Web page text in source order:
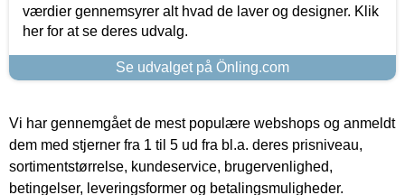
værdier gennemsyrer alt hvad de laver og designer. Klik
her for at se deres udvalg.
Se udvalget på Önling.com
Vi har gennemgået de mest populære webshops og anmeldt
dem med stjerner fra 1 til 5 ud fra bl.a. deres prisniveau,
sortimentstørrelse, kundeservice, brugervenlighed,
betingelser, leveringsformer og betalingsmuligheder.